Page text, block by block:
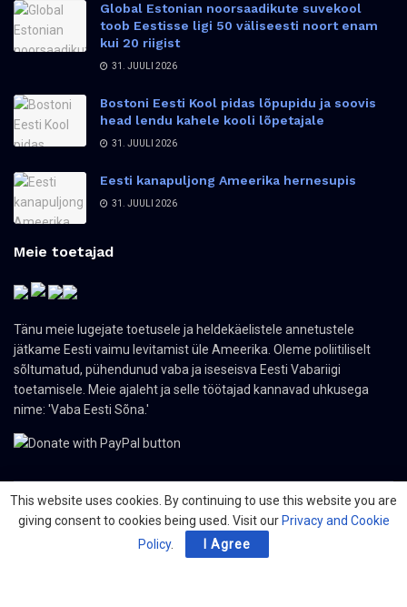
Global Estonian noorsaadikute suvekool
toob Eestisse ligi 50 väliseesti noort enam
kui 20 riigist
31. JUULI 2026
Bostoni Eesti Kool pidas lõpupidu ja soovis
head lendu kahele kooli lõpetajale
31. JUULI 2026
Eesti kanapuljong Ameerika hernesupis
31. JUULI 2026
Meie toetajad
Tänu meie lugejate toetusele ja heldekäelistele annetustele
jätkame Eesti vaimu levitamist üle Ameerika. Oleme poliitiliselt
sõltumatud, pühendunud vaba ja iseseisva Eesti Vabariigi
toetamisele. Meie ajaleht ja selle töötajad kannavad uhkusega
nime: 'Vaba Eesti Sõna.'
© 2024 The Nordic Press Estonian-American Publishers, Inc. All Rights
This website uses cookies. By continuing to use this website you are
giving consent to cookies being used. Visit our Privacy and Cookie
Policy. I Agree